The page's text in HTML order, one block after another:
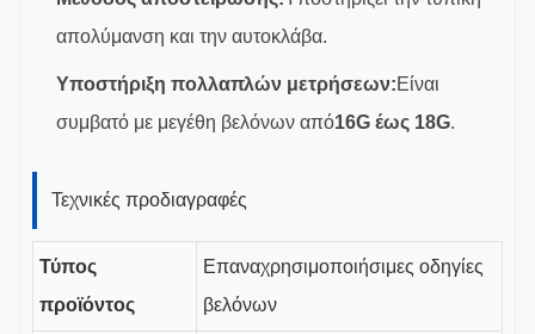
απολύμανση και την αυτοκλάβα.
Υποστήριξη πολλαπλών μετρήσεων:Είναι
συμβατό με μεγέθη βελόνων από16G έως 18G.
Τεχνικές προδιαγραφές
Τύπος
προϊόντος
Επαναχρησιμοποιήσιμες οδηγίες
βελόνων